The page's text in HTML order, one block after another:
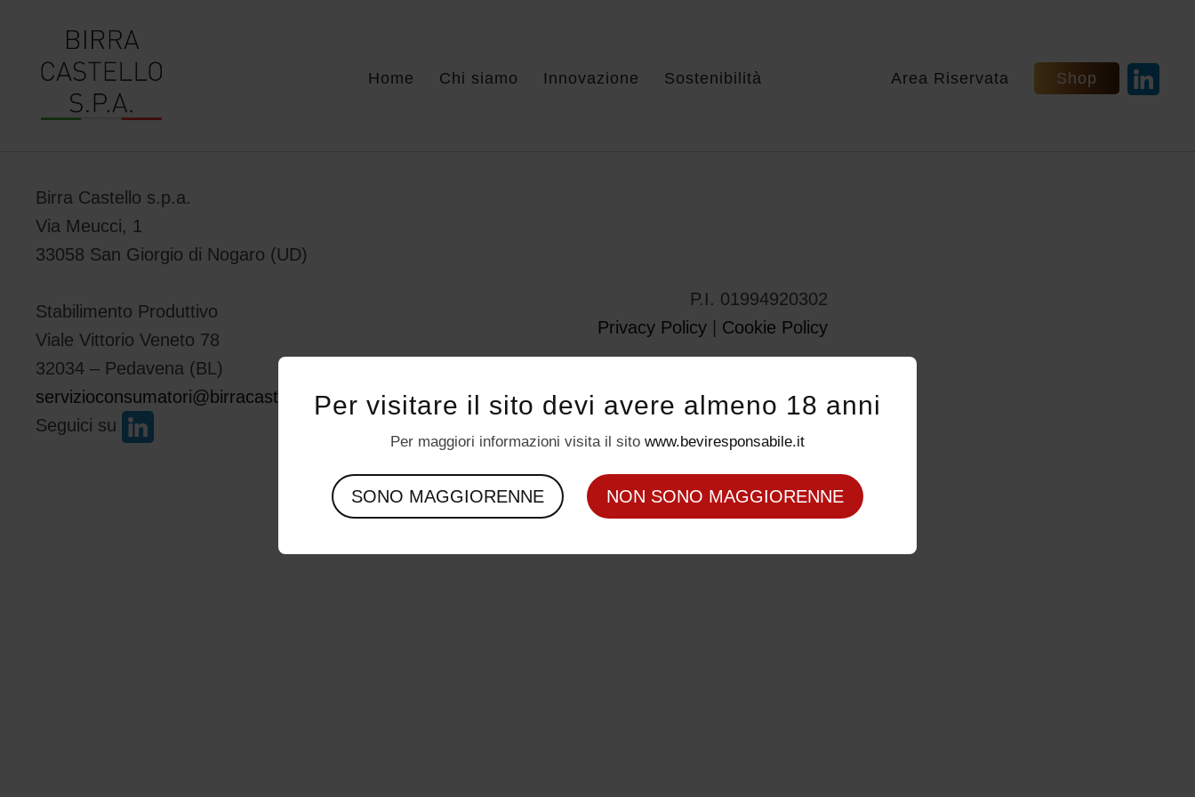
Home Chi siamo Innovazione Sostenibilità Area Riservata Shop
Birra Castello s.p.a.
Via Meucci, 1
33058 San Giorgio di Nogaro (UD)
Stabilimento Produttivo
Viale Vittorio Veneto 78
32034 – Pedavena (BL)
servizioconsumatori@birracastello.it
Seguici su
P.I. 01994920302
Privacy Policy
Cookie Policy
Per visitare il sito devi avere almeno 18 anni
Per maggiori informazioni visita il sito www.beviresponsabile.it
SONO MAGGIORENNE NON SONO MAGGIORENNE